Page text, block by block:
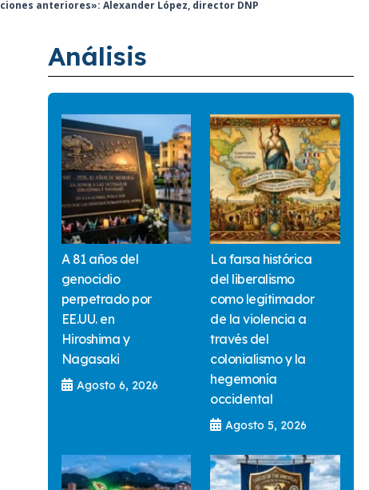
anteriores»: Alexander López, director DNP
Análisis
A 81 años del
genocidio
perpetrado por
EE.UU. en
Hiroshima y
Nagasaki
Agosto 6, 2026
La farsa histórica
del liberalismo
como legitimador
de la violencia a
través del
colonialismo y la
hegemonía
occidental
Agosto 5, 2026